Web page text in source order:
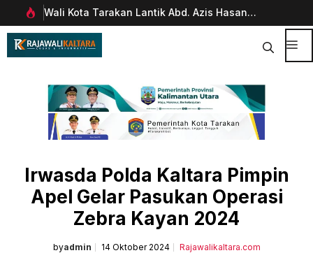
Langsung
ke
Wali Kota Tarakan Lantik Abd. Azis Hasan
sebagai Sekda
Irwasda Polda Kaltara Pimpin
Apel Gelar Pasukan Operasi
Zebra Kayan 2024
byadmin 14 Oktober 2024 Rajawalikaltara.com